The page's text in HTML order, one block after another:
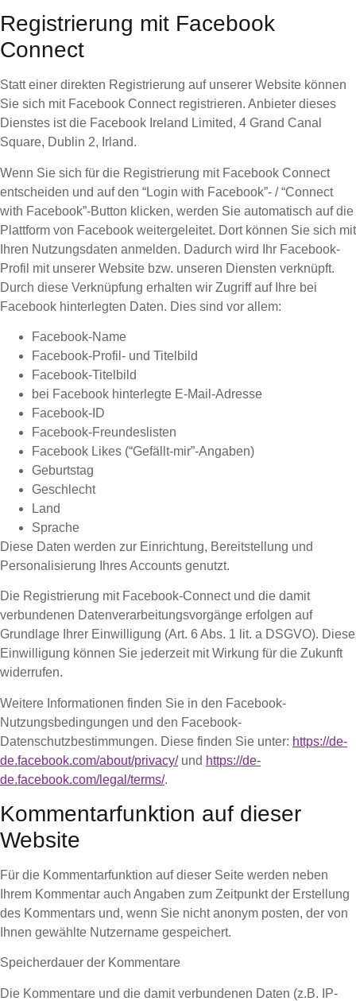
Registrierung mit Facebook
Connect
Statt einer direkten Registrierung auf unserer Website können
Sie sich mit Facebook Connect registrieren. Anbieter dieses
Dienstes ist die Facebook Ireland Limited, 4 Grand Canal
Square, Dublin 2, Irland.
Wenn Sie sich für die Registrierung mit Facebook Connect
entscheiden und auf den “Login with Facebook”- / “Connect
with Facebook”-Button klicken, werden Sie automatisch auf die
Plattform von Facebook weitergeleitet. Dort können Sie sich mit
Ihren Nutzungsdaten anmelden. Dadurch wird Ihr Facebook-
Profil mit unserer Website bzw. unseren Diensten verknüpft.
Durch diese Verknüpfung erhalten wir Zugriff auf Ihre bei
Facebook hinterlegten Daten. Dies sind vor allem:
Facebook-Name
Facebook-Profil- und Titelbild
Facebook-Titelbild
bei Facebook hinterlegte E-Mail-Adresse
Facebook-ID
Facebook-Freundeslisten
Facebook Likes (“Gefällt-mir”-Angaben)
Geburtstag
Geschlecht
Land
Sprache
Diese Daten werden zur Einrichtung, Bereitstellung und
Personalisierung Ihres Accounts genutzt.
Die Registrierung mit Facebook-Connect und die damit
verbundenen Datenverarbeitungsvorgänge erfolgen auf
Grundlage Ihrer Einwilligung (Art. 6 Abs. 1 lit. a DSGVO). Diese
Einwilligung können Sie jederzeit mit Wirkung für die Zukunft
widerrufen.
Weitere Informationen finden Sie in den Facebook-
Nutzungsbedingungen und den Facebook-
Datenschutzbestimmungen. Diese finden Sie unter: https://de-
de.facebook.com/about/privacy/und https://de-
de.facebook.com/legal/terms/.
Kommentarfunktion auf dieser
Website
Für die Kommentarfunktion auf dieser Seite werden neben
Ihrem Kommentar auch Angaben zum Zeitpunkt der Erstellung
des Kommentars und, wenn Sie nicht anonym posten, der von
Ihnen gewählte Nutzername gespeichert.
Speicherdauer der Kommentare
Die Kommentare und die damit verbundenen Daten (z.B. IP-